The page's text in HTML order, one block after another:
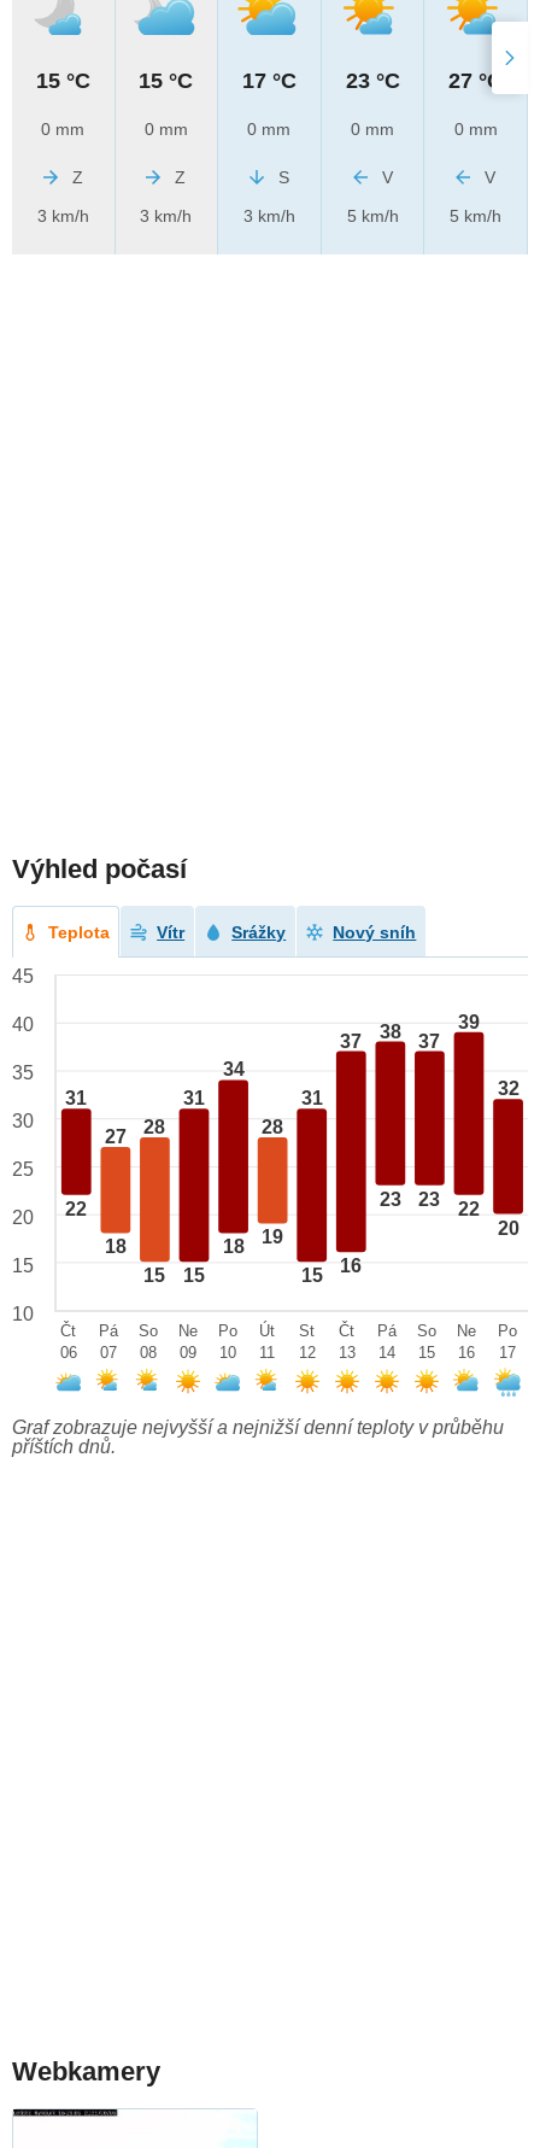
15 °C
0 mm
Z
3 km/h
15 °C
0 mm
Z
3 km/h
17 °C
0 mm
S
3 km/h
23 °C
0 mm
V
5 km/h
27 °C
0 mm
V
5 km/h
Výhled počasí
Teplota Vítr Srážky Nový sníh
31
22
27
18
28
15
31
15
34
18
28
19
31
15
37
16
38
23
37
23
39
22
32
20
45
40
35
30
25
20
15
10
Čt
06
Pá
07
So
08
Ne
09
Po
10
Út
11
St
12
Čt
13
Pá
14
So
15
Ne
16
Po
17
Graf zobrazuje nejvyšší a nejnižší denní teploty v průběhu
příštích dnů.
Webkamery